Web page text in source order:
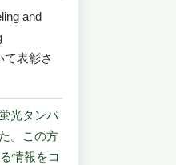
and
表彰さ
光タンパ
。この方
情報をコ